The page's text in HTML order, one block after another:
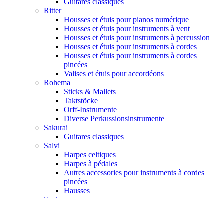
Guitares classiques
Ritter
Housses et étuis pour pianos numérique
Housses et étuis pour instruments à vent
Housses et étuis pour instruments à percussion
Housses et étuis pour instruments à cordes
Housses et étuis pour instruments à cordes
pincées
Valises et étuis pour accordéons
Rohema
Sticks & Mallets
Taktstöcke
Orff-Instrumente
Diverse Perkussionsinstrumente
Sakurai
Guitares classiques
Salvi
Harpes celtiques
Harpes à pédales
Autres accessories pour instruments à cordes
pincées
Hausses